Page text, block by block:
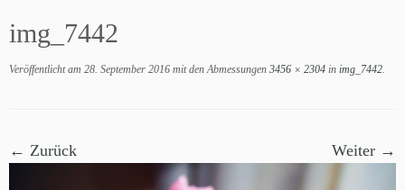
img_7442
Veröffentlicht am 28. September 2016 mit den Abmessungen 3456 × 2304 in img_7442.
← Zurück Weiter →